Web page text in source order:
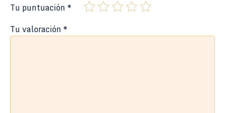
Tu puntuación *
Tu valoración *